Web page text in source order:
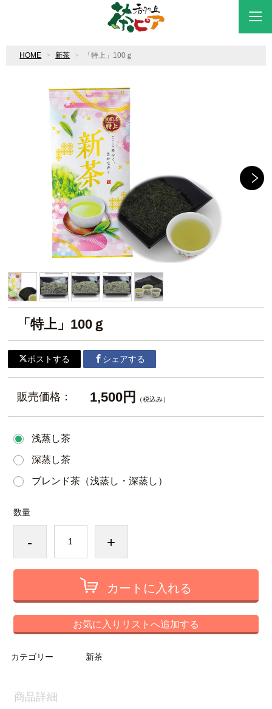
HOME 新茶 「特上」100ｇ
「特上」100ｇ
ポストする シェアする
販売価格： 1,500円 （税込み）
浅蒸し茶
深蒸し茶
ブレンド茶（浅蒸し・深蒸し）
数量
- +
カートに入れる
お気に入りリストへ追加する
カテゴリー 新茶
商品詳細